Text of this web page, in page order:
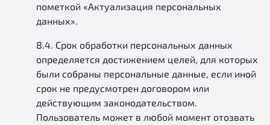
пометкой «Актуализация персональных
данных».
8.4. Срок обработки персональных данных
определяется достижением целей, для которых
были собраны персональные данные, если иной
срок не предусмотрен договором или
действующим законодательством.
Пользователь может в любой момент отозвать